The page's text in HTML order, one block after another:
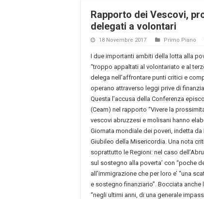
Rapporto dei Vescovi,
delegati a volontari
18 Novembre 2017 Primo Piano
I due importanti ambiti della lotta alla
“troppo appaltati al volontariato e al
delega nell’affrontare punti critici e
operano attraverso leggi prive di
Questa l’accusa della Conferenza
(Ceam) nel rapporto “Vivere la
vescovi abruzzesi e molisani hanno
Giornata mondiale dei poveri, indetta da
Giubileo della Misericordia. Una nota
soprattutto le Regioni: nel caso
sul sostegno alla poverta’ con “poche
all’immigrazione che per loro e’ “una
e sostegno finanziario”. Bocciata anche
“negli ultimi anni, di una generale